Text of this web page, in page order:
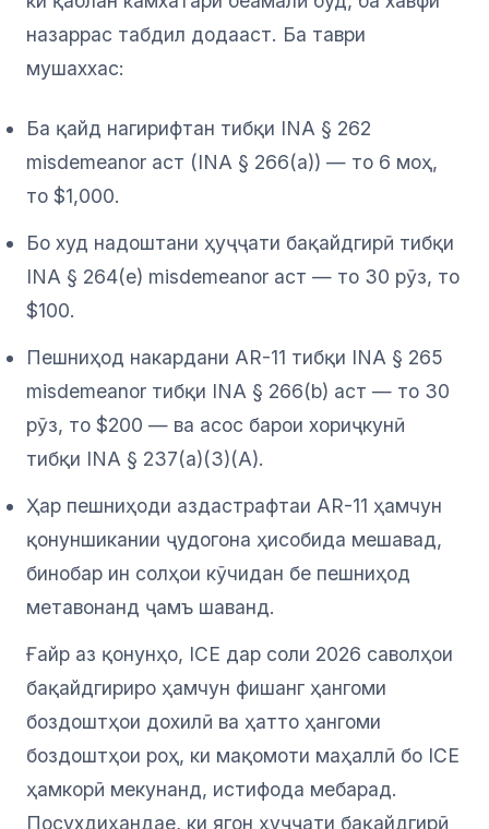
назаррас табдил додааст. Ба таври
мушаххас:
Ба қайд нагирифтан тибқи INA § 262
misdemeanor аст (INA § 266(a)) — то 6 моҳ,
то $1,000.
Бо худ надоштани ҳуҷҷати бақайдгирӣ тибқи
INA § 264(e) misdemeanor аст — то 30 рӯз, то
$100.
Пешниҳод накардани AR-11 тибқи INA § 265
misdemeanor тибқи INA § 266(b) аст — то 30
рӯз, то $200 — ва асос барои хориҷкунӣ
тибқи INA § 237(a)(3)(A).
Ҳар пешниҳоди аздастрафтаи AR-11 ҳамчун
қонуншикании ҷудогона ҳисобида мешавад,
бинобар ин солҳои кӯчидан бе пешниҳод
метавонанд ҷамъ шаванд.
Ғайр аз қонунҳо, ICE дар соли 2026 саволҳои
бақайдгириро ҳамчун фишанг ҳангоми
боздоштҳои дохилӣ ва ҳатто ҳангоми
боздоштҳои роҳ, ки мақомоти маҳаллӣ бо ICE
ҳамкорӣ мекунанд, истифода мебарад.
Посухдиҳандае, ки ягон ҳуҷҷати бақайдгирӣ